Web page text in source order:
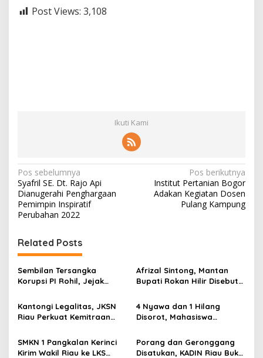
Post Views: 3,108
Ikuti Kami
N
a
v
i
g
a
s
i
p
o
s
Pos sebelumnya
Syafril SE. Dt. Rajo Api
Dianugerahi Penghargaan
Pemimpin Inspiratif
Perubahan 2022
Pos berikutnya
Institut Pertanian Bogor
Adakan Kegiatan Dosen
Pulang Kampung
Related Posts
Sembilan Tersangka
Korupsi PI Rohil, Jejak
Masih Didalami
Afrizal Sintong, Mantan
Bupati Rokan Hilir Disebut
Diterima Kejati, GMPR
Desak Usut Dividen Rp331,7
Kantongi Legalitas, JKSN
Riau Perkuat Kemitraan
Ketahanan Bangsa
4 Nyawa dan 1 Hilang
Disorot, Mahasiswa
Pelindo
SMKN 1 Pangkalan Kerinci
Kirim Wakil Riau ke LKS
Porang dan Geronggang
Disatukan, KADIN Riau Buka